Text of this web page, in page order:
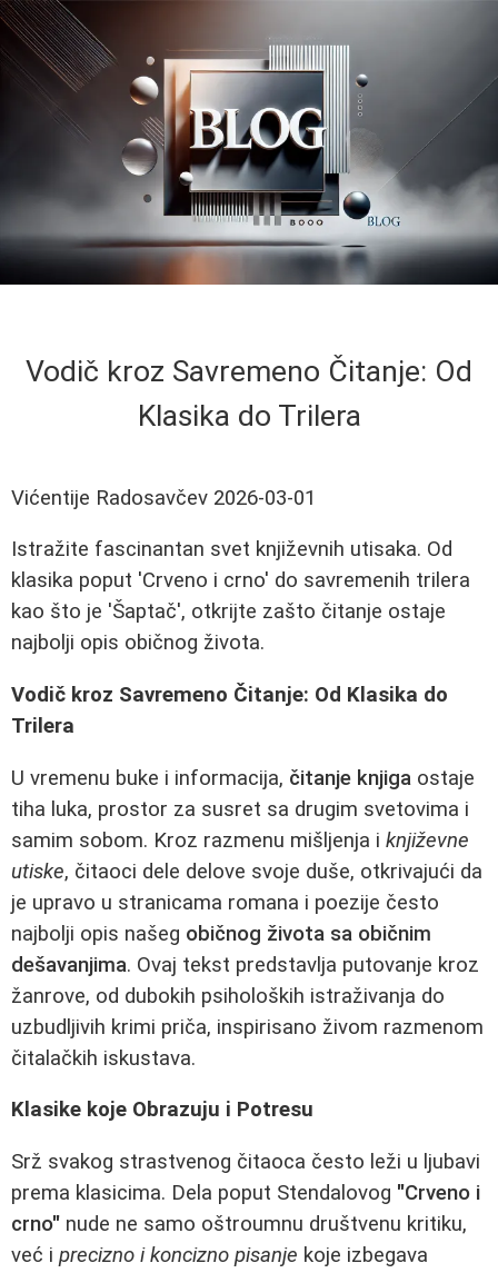
Vodič kroz Savremeno Čitanje: Od
Klasika do Trilera
Vićentije Radosavčev 2026-03-01
Istražite fascinantan svet književnih utisaka. Od
klasika poput 'Crveno i crno' do savremenih trilera
kao što je 'Šaptač', otkrijte zašto čitanje ostaje
najbolji opis običnog života.
Vodič kroz Savremeno Čitanje: Od Klasika do
Trilera
U vremenu buke i informacija, čitanje knjiga ostaje
tiha luka, prostor za susret sa drugim svetovima i
samim sobom. Kroz razmenu mišljenja i književne
utiske, čitaoci dele delove svoje duše, otkrivajući da
je upravo u stranicama romana i poezije često
najbolji opis našeg običnog života sa običnim
dešavanjima. Ovaj tekst predstavlja putovanje kroz
žanrove, od dubokih psiholoških istraživanja do
uzbudljivih krimi priča, inspirisano živom razmenom
čitalačkih iskustava.
Klasike koje Obrazuju i Potresu
Srž svakog strastvenog čitaoca često leži u ljubavi
prema klasicima. Dela poput Stendalovog "Crveno i
crno" nude ne samo oštroumnu društvenu kritiku,
već i precizno i koncizno pisanje koje izbegava